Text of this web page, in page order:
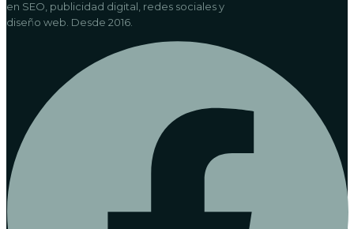
en SEO, publicidad digital, redes sociales y
diseño web. Desde 2016.